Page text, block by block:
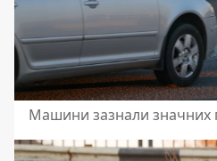
Машини зазнали